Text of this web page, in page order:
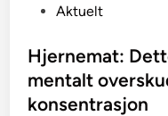
s
t
e
Aktuelt
Hjernemat:
mentalt
konsentrasjon